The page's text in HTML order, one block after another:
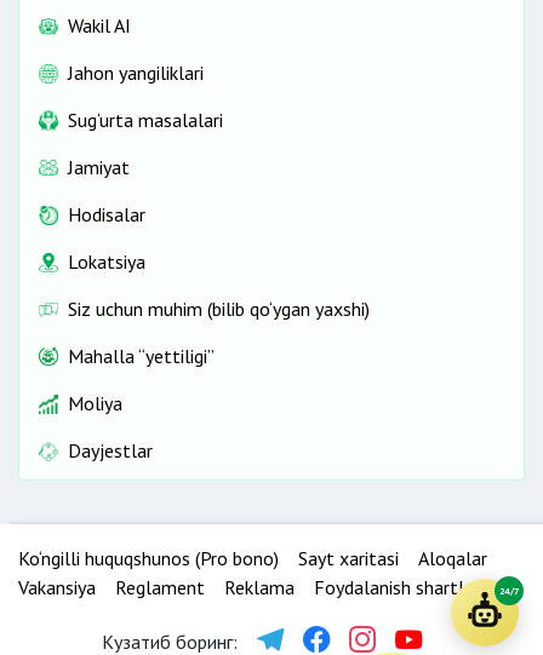
Wakil AI
Jahon yangiliklari
Sug‘urta masalalari
Jamiyat
Hodisalar
Lokatsiya
Siz uchun muhim (bilib qo‘ygan yaxshi)
Mahalla “yettiligi”
Moliya
Dayjestlar
Ko‘ngilli huquqshunos (Pro bono) Sayt xaritasi
Aloqalar
Vakansiya
Reglament Reklama Foydalanish shartlari
Кузатиб боринг:
24/7